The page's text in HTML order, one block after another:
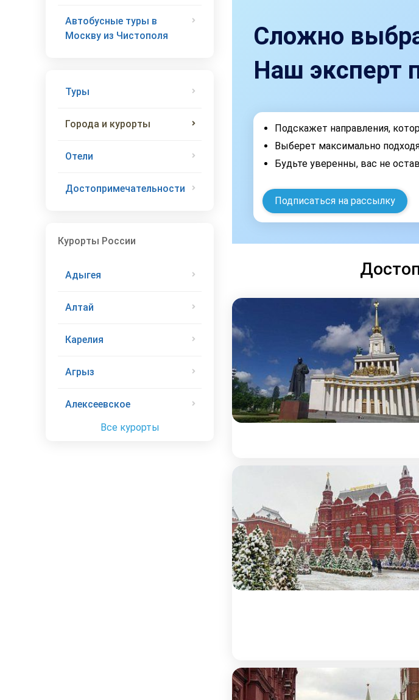
Автобусные туры в
Москву из Чистополя
Туры
Города и курорты
Отели
Достопримечательности
Курорты России
Адыгея
Алтай
Карелия
Агрыз
Алексеевское
Все курорты
Сложно
Наш эксперт
Подскажет направления,
Выберет максимально
Будьте уверенны, вас не
Подписаться на рассылку